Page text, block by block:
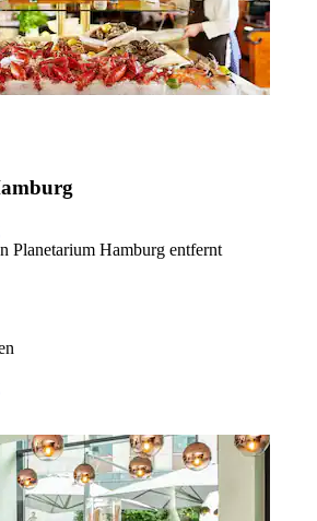
Planetarium Hamburg entfernt